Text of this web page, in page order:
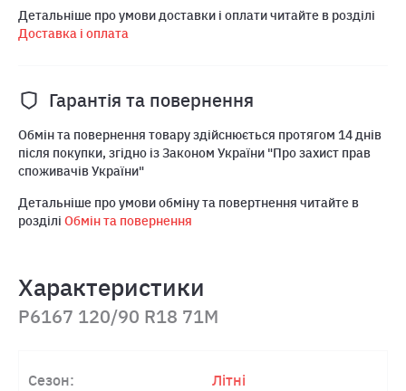
Детальніше про умови доставки і оплати читайте в розділі
Доставка і оплата
Гарантія та повернення
Обмін та повернення товару здійснюється протягом 14 днів
після покупки, згідно із Законом України "Про захист прав
споживачів України"
Детальніше про умови обміну та повертнення читайте в
розділі Обмін та повернення
Характеристики
P6167 120/90 R18 71M
Сезон: Літні